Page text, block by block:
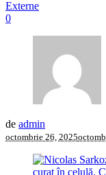
Externe
0
de admin
octombrie 26, 2025